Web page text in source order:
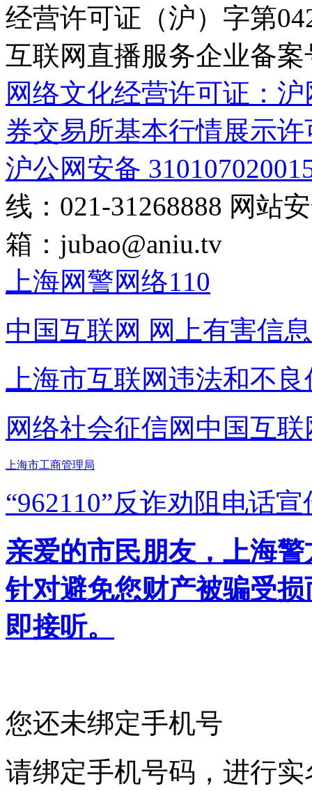
经营许可证（沪）字第
互联网直播服务企业备案
网络文化经营许可证：
券交易所基本行情展示许
沪公网安备
线：021-31268888 网站
箱： jubao@aniu.tv
上海网警网络110
中国互联网 网上有害信
上海市互联网违法和不
网络社会征信网 中国互
上海市工商管理局
“962110”反诈劝阻电话宣
亲爱的市民朋友，上海
针对避免您财产被骗受
即接听。
您还未绑定手机号
请绑定手机号码，进行